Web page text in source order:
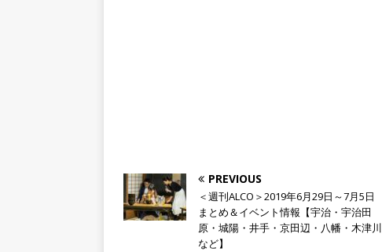
PREVIOUS
＜週刊ALCO＞2019年6月29日～7月5日
まとめ＆イベント情報【宇治・宇治田
原・城陽・井手・京田辺・八幡・木津川
など】